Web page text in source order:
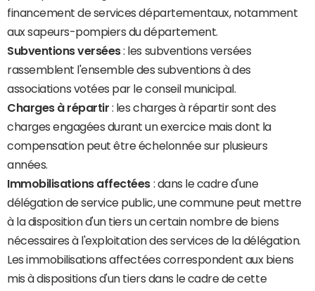
financement de services départementaux, notamment
aux sapeurs-pompiers du département.
Subventions versées: les subventions versées
rassemblent l'ensemble des subventions à des
associations votées par le conseil municipal.
Charges à répartir : les charges à répartir sont des
charges engagées durant un exercice mais dont la
compensation peut être échelonnée sur plusieurs
années.
Immobilisations affectées : dans le cadre d'une
délégation de service public, une commune peut mettre
à la disposition d'un tiers un certain nombre de biens
nécessaires à l'exploitation des services de la délégation.
Les immobilisations affectées correspondent aux biens
mis à dispositions d'un tiers dans le cadre de cette